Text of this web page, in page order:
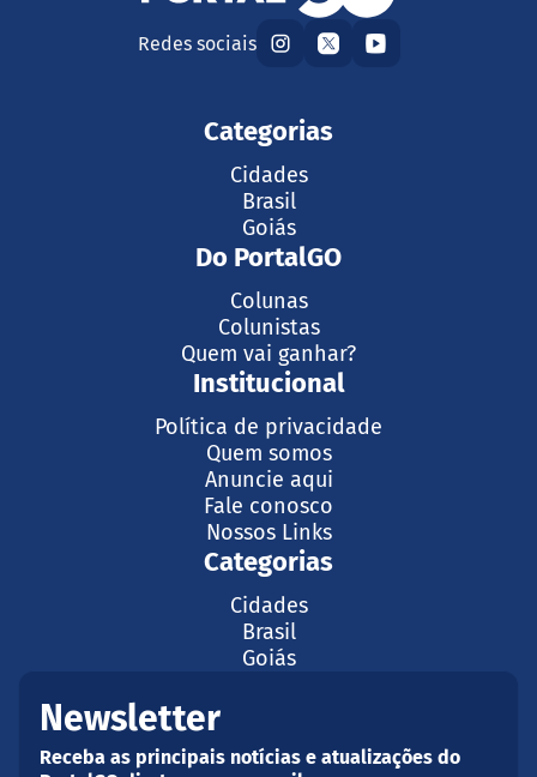
Redes sociais
Categorias
Cidades
Brasil
Goiás
Do PortalGO
Colunas
Colunistas
Quem vai ganhar?
Institucional
Política de privacidade
Quem somos
Anuncie aqui
Fale conosco
Nossos Links
Categorias
Cidades
Brasil
Goiás
Newsletter
Receba as principais notícias e atualizações do